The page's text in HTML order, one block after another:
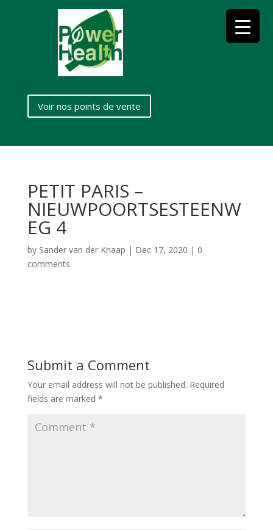
Voir nos points de vente
PETIT PARIS –
NIEUWPOORTSESTEENW
EG 4
by Sander van der Knaap | Dec 17, 2020 | 0
comments
Submit a Comment
Your email address will not be published. Required
fields are marked *